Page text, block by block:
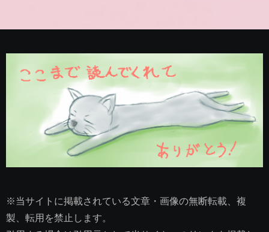
※当サイトに掲載されている文章・画像の無断転載、複
製、転用を禁止します。